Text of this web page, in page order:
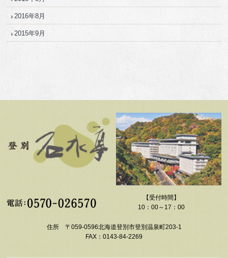
2016年8月
2015年9月
【受付時間】
10：00～17：00
住所 〒059-0596北海道登別市登別温泉町203-1
FAX：0143-84-2269